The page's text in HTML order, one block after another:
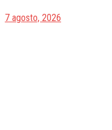
7 agosto, 2026